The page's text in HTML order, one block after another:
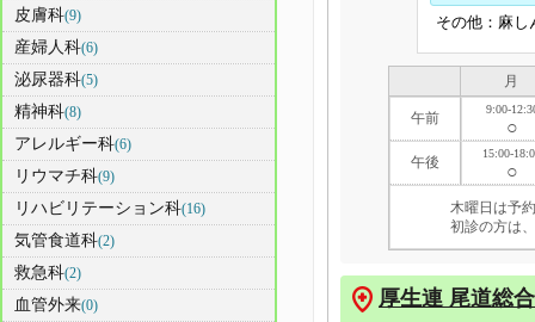
その他：麻し
月
午前
9:00-
○
午後
15:00-
○
木曜日は予
初診の方は
厚生連 尾道総
皮膚科(9)
産婦人科(6)
泌尿器科(5)
精神科(8)
アレルギー科(6)
リウマチ科(9)
リハビリテーション科(16)
気管食道科(2)
救急科(2)
血管外来(0)